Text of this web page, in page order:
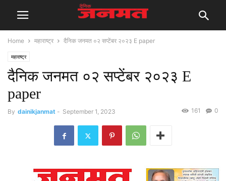
Home महाराष्ट्र दैनिक जनमत ०२ सप्टेंबर २०२३ E paper
महाराष्ट्र
दैनिक जनमत ०२ सप्टेंबर २०२३ E
paper
By dainikjanmat - September 1, 2023 0
161